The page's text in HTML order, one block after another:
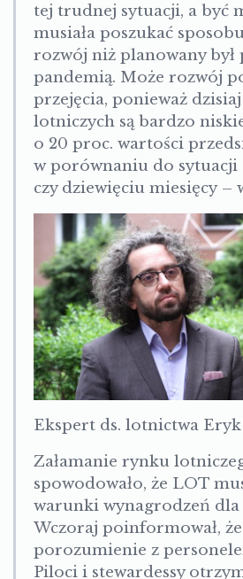
tej trudnej sytuacji, a być
musiała poszukać
rozwój niż planowany był
pandemią. Może rozwój
przejęcia, ponieważ
lotniczych są bardzo
o 20 proc. wartości
w porównaniu do sytuacji
czy dziewięciu miesięcy –
Ekspert ds. lotnictwa
Załamanie rynku
spowodowało, że LOT
warunki wynagrodzeń dla
Wczoraj poinformował,
porozumienie z
Piloci i stewardessy